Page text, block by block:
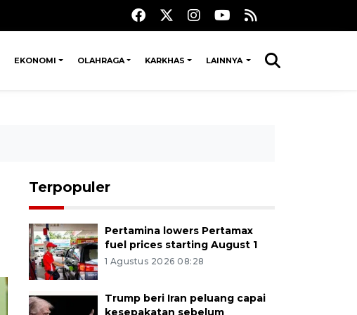
EKONOMI OLAHRAGA KARKHAS LAINNYA
Terpopuler
Pertamina lowers Pertamax
fuel prices starting August 1
1 Agustus 2026 08:28
Trump beri Iran peluang capai
kesepakatan sebelum